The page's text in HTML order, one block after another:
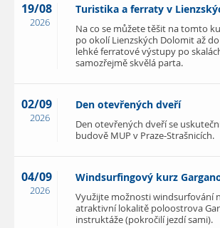
19/08
2026
Turistika a ferraty v
Na co se můžete těšit na tomto
po okolí Lienzských Dolomit až
lehké ferratové výstupy po
samozřejmě skvělá parta.
02/09
2026
Den otevřených dveří
Den otevřených dveří se
budově MUP v Praze-Strašnicích.
04/09
2026
Windsurfingový kurz
Využijte možnosti windsurfování
atraktivní lokalitě poloostrova
instruktáže (pokročilí jezdí sami).